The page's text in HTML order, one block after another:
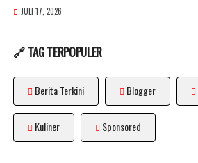
JULI 17, 2026
🔗 TAG TERPOPULER
Berita Terkini Blogger
Kuliner Sponsored